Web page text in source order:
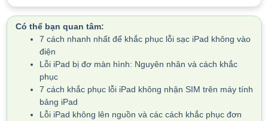
Có thể bạn quan tâm:
7 cách nhanh nhất để khắc phục lỗi sạc iPad không vào
điện
Lỗi iPad bị đơ màn hình: Nguyên nhân và cách khắc
phục
7 cách khắc phục lỗi iPad không nhận SIM trên máy tính
bảng iPad
Lỗi iPad không lên nguồn và các cách khắc phục đơn